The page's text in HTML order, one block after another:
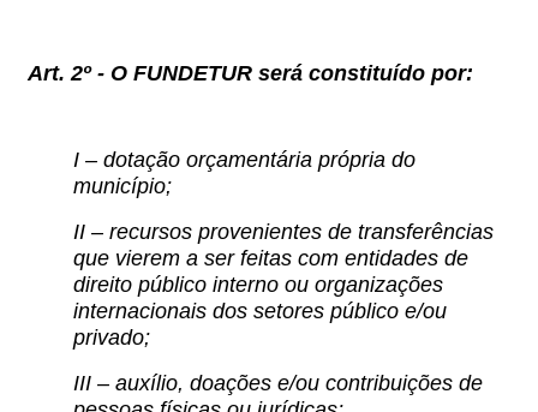
Art. 2º - O FUNDETUR será constituído por:
I – dotação orçamentária própria do
município;
II – recursos provenientes de transferências
que vierem a ser feitas com entidades de
direito público interno ou organizações
internacionais dos setores público e/ou
privado;
III – auxílio, doações e/ou contribuições de